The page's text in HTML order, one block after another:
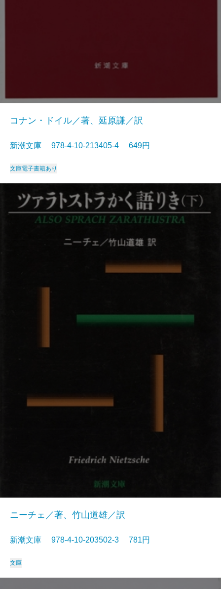
コナン・ドイル／著、延原謙／訳
新潮文庫 978-4-10-213405-4 649円
文庫電子書籍あり
ニーチェ／著、竹山道雄／訳
新潮文庫 978-4-10-203502-3 781円
文庫